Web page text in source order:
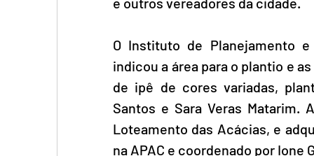
O Instituto de Planejamento e
indicou a área para o plantio e
de ipê de cores variadas,
Santos e Sara Veras Matarim.
Loteamento das Acácias, e
na APAC e coordenado por Ione